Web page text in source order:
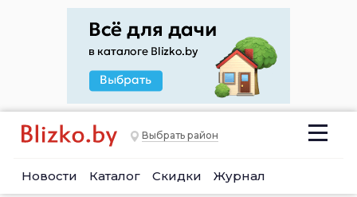
Выбрать район
Новости Каталог Скидки Журнал